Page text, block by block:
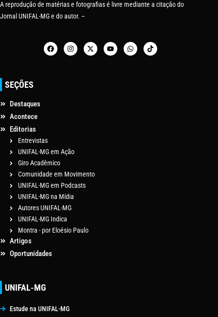
A reprodução de matérias e fotografias é livre mediante a citação do
Jornal UNIFAL-MG e do autor. –
SEÇÕES
Destaques
Acontece
Editorias
Entrevistas
UNIFAL-MG em Ação
Giro Acadêmico
Comunidade em Movimento
UNIFAL-MG em Podcasts
UNIFAL-MG na Mídia
Autores UNIFAL-MG
UNIFAL-MG Indica
Montra - por Eloésio Paulo
Artigos
Oportunidades
UNIFAL-MG
Estude na UNIFAL-MG